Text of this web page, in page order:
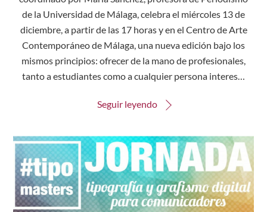
de la Universidad de Málaga, celebra el miércoles 13 de
diciembre, a partir de las 17 horas y en el Centro de Arte
Contemporáneo de Málaga, una nueva edición bajo los
mismos principios: ofrecer de la mano de profesionales,
tanto a estudiantes como a cualquier persona interes…
Seguir leyendo